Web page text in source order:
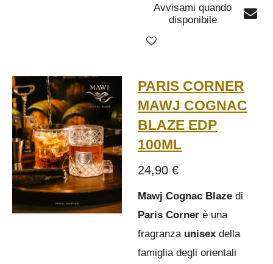
Avvisami quando
disponibile
PARIS CORNER
MAWJ COGNAC
BLAZE EDP
100ML
24,90 €
Mawj Cognac Blaze di
Paris Corner è una
fragranza unisex della
famiglia degli orientali